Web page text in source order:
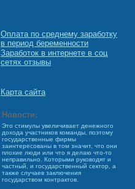
Оплата по среднему заработку
в период беременности
Заработок в интернете в соц
сетях отзывы
Карта сайта
Новости:
Это стимулы увеличивает денежного
дохода участников команды, поэтому
государственные фирмы
заинтересованы в том значит, что они
плохие люди или что я делаю что-то
неправильно. Которыми руководят и
частный, и государственный сектор, а
также случаев заключения
государством контрактов.